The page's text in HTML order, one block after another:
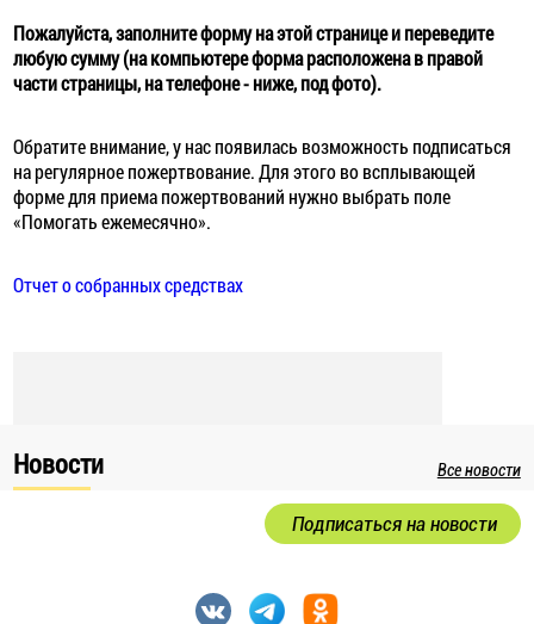
Пожалуйста, заполните форму на этой странице и переведите
любую сумму (на компьютере форма расположена в правой
части страницы, на телефоне - ниже, под фото).
Обратите внимание, у нас появилась возможность подписаться
на регулярное пожертвование. Для этого во всплывающей
форме для приема пожертвований нужно выбрать поле
«Помогать ежемесячно».
Отчет о собранных средствах
Новости Все новости
Подписаться на новости